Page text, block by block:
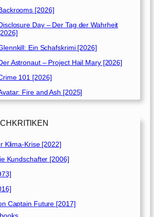
[2026]
Day – Der Tag der Wahrheit
Ein Schafskrimi [2026]
Astronaut – Project Hail Mary [2026]
101 [2026]
Fire and Ash [2025]
Klima-Krise [2022]
Kundschafter [2006]
Captain Future [2017]